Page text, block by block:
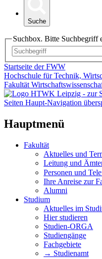
Suche
Suchbox. Bitte Suchbegriff
Startseite der FWW
Hochschule für Technik,
Fakultät
Seiten Haupt-Navigation
Hauptmenü
Fakultät
Aktuelles und
Leitung und
Personen und
Ihre Anreise zur
Alumni
Studium
Aktuelles im
Hier studieren
Studien-ORGA
Studiengänge
Fachgebiete
→ Studienamt